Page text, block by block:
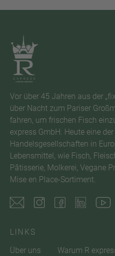
Vor über 45 Jahren aus der
über Nacht zum Pariser
fahren, um frischen Fisch
express GmbH. Heute eine
Handelsgesellschaften in
Lebensmittel, wie Fisch,
Pâtisserie, Molkerei, Vegane
Mise en Place-Sortiment.
LINKS
Über uns
Warum R